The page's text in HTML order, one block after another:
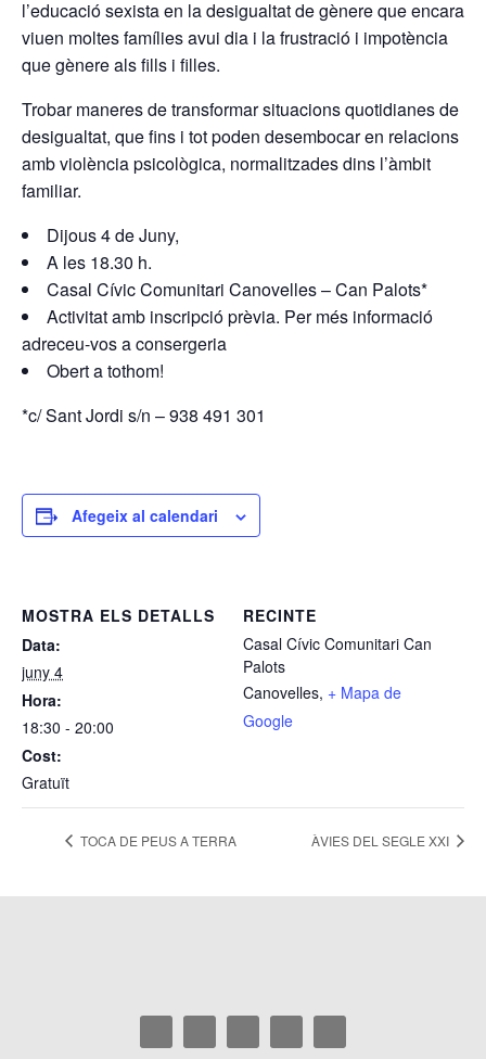
l’educació sexista en la desigualtat de gènere que encara
viuen moltes famílies avui dia i la frustració i impotència
que gènere als fills i filles.
Trobar maneres de transformar situacions quotidianes de
desigualtat, que fins i tot poden desembocar en relacions
amb violència psicològica, normalitzades dins l’àmbit
familiar.
Dijous 4 de Juny,
A les 18.30 h.
Casal Cívic Comunitari Canovelles – Can Palots*
Activitat amb inscripció prèvia. Per més informació
adreceu-vos a consergeria
Obert a tothom!
*c/ Sant Jordi s/n – 938 491 301
Afegeix al calendari
MOSTRA ELS DETALLS
Data:
juny 4
Hora:
18:30 - 20:00
Cost:
Gratuït
RECINTE
Casal Cívic Comunitari Can
Palots
Canovelles, + Mapa de
Google
TOCA DE PEUS A TERRA ÀVIES DEL SEGLE XXI